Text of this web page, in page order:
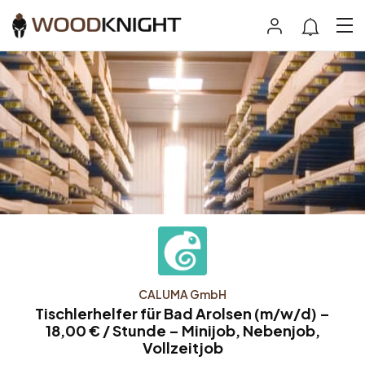
CALUMA GmbH
Tischlerhelfer für Bad Arolsen (m/w/d) –
18,00 € / Stunde – Minijob, Nebenjob,
Vollzeitjob